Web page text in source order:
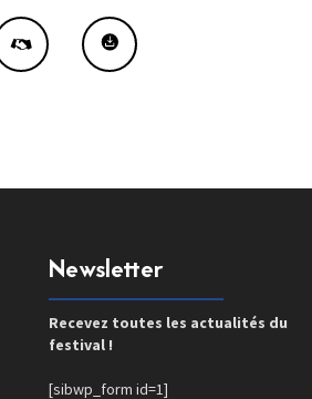
Newsletter
Recevez toutes les actualités du
festival !
[sibwp_form id=1]